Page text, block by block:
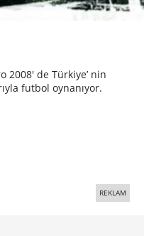
2008′ de Türkiye’ nin
futbol oynanıyor.
REKLAM